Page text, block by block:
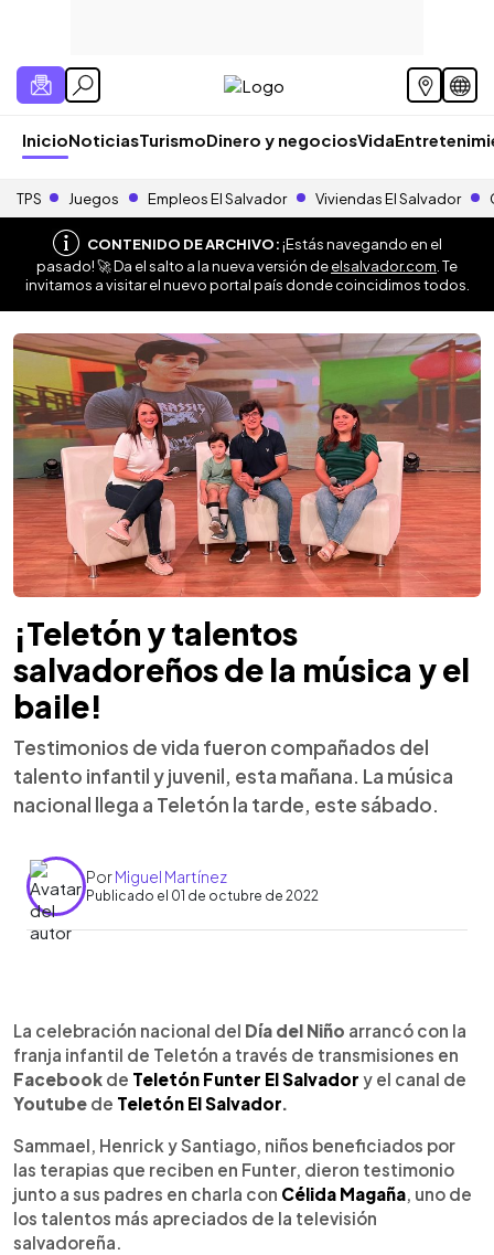
InicioNoticiasTurismoDinero y negociosVida
TPS Juegos Empleos El Salvador Viviendas El Salvador
CONTENIDO DE ARCHIVO:¡Estás navegando en el
pasado! 🚀 Da el salto a la nueva versión deelsalvador.com . Te
invitamos a visitar el nuevo portal país donde coincidimos todos.
¡Teletón y talentos
salvadoreños de la música y el
baile!
Testimonios de vida fueron compañados del
talento infantil y juvenil, esta mañana. La música
nacional llega a Teletón la tarde, este sábado.
PorMiguel Martínez
Publicado el 01 de octubre de 2022
► Escuchar artículo
La celebración nacional del Día del Niño arrancó con la
franja infantil de Teletón a través de transmisiones en
Facebook de Teletón Funter El Salvador y el canal de
Youtube de Teletón El Salvador.
Sammael, Henrick y Santiago, niños beneficiados por
las terapias que reciben en Funter, dieron testimonio
junto a sus padres en charla con Célida Magaña , uno de
los talentos más apreciados de la televisión
salvadoreña.